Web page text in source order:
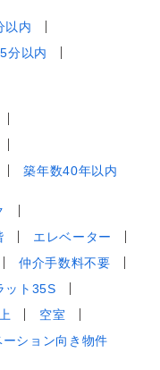
以内
分以内
築年数40年以内
エレベーター
仲介手数料不要
ット35S
空室
ション向き物件